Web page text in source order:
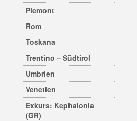
Piemont
Rom
Toskana
Trentino – Südtirol
Umbrien
Venetien
Exkurs: Kephalonia
(GR)